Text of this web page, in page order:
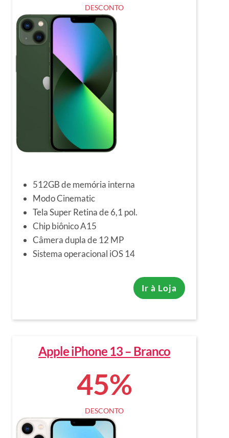
DESCONTO
512GB de memória interna
Modo Cinematic
Tela Super Retina de 6,1 pol.
Chip biônico A15
Câmera dupla de 12 MP
Sistema operacional iOS 14
Ir à Loja
Apple iPhone 13 – Branco
45%
DESCONTO